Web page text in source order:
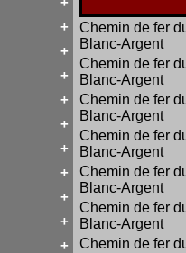
Chemin de fer
Blanc-Argent
Chemin de fer
Blanc-Argent
Chemin de fer
Blanc-Argent
Chemin de fer
Blanc-Argent
Chemin de fer
Blanc-Argent
Chemin de fer
Blanc-Argent
Chemin de fer